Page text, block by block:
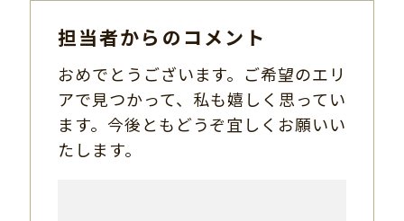
担当者からのコメント
おめでとうございます。ご希望のエリ
アで見つかって、私も嬉しく思ってい
ます。今後ともどうぞ宜しくお願いい
たします。